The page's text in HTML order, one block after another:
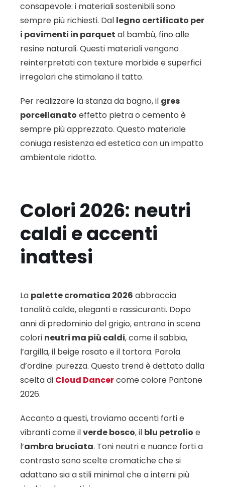
consapevole: i materiali sostenibili sono
sempre più richiesti. Dal legno certificato per
i pavimenti in parquet al bambù, fino alle
resine naturali. Questi materiali vengono
reinterpretati con texture morbide e superfici
irregolari che stimolano il tatto.
Per realizzare la stanza da bagno, il gres
porcellanato effetto pietra o cemento è
sempre più apprezzato. Questo materiale
coniuga resistenza ed estetica con un impatto
ambientale ridotto.
Colori 2026: neutri
caldi e accenti
inattesi
La palette cromatica 2026 abbraccia
tonalità calde, eleganti e rassicuranti. Dopo
anni di predominio del grigio, entrano in scena
colori neutri ma più caldi, come il sabbia,
l’argilla, il beige rosato e il tortora. Parola
d’ordine: purezza. Questo trend è dettato dalla
scelta di Cloud Dancercome colore Pantone
2026.
Accanto a questi, troviamo accenti forti e
vibranti come ilverde bosco, il blu petrolio e
l’ambra bruciata. Toni neutri e nuance forti a
contrasto sono scelte cromatiche che si
adattano sia a stili minimal che a interni più